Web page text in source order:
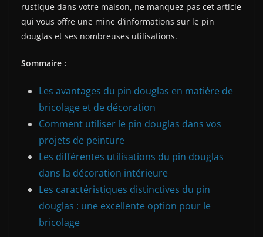
rustique dans votre maison, ne manquez pas cet article
qui vous offre une mine d’informations sur le pin
douglas et ses nombreuses utilisations.
Sommaire :
Les avantages du pin douglas en matière de
bricolage et de décoration
Comment utiliser le pin douglas dans vos
projets de peinture
Les différentes utilisations du pin douglas
dans la décoration intérieure
Les caractéristiques distinctives du pin
douglas : une excellente option pour le
bricolage